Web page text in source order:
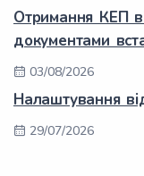
Отримання КЕП
документами
03/08/2026
Налаштування
29/07/2026